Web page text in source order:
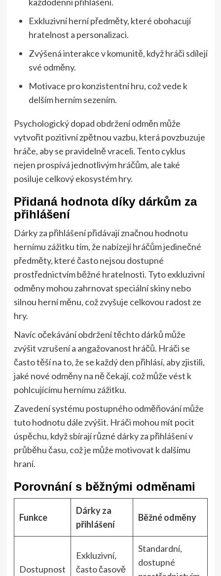
Exkluzivní herní předměty, které obohacují
hratelnost a personalizaci.
Zvýšená interakce v komunitě, když hráči sdílejí
své odměny.
Motivace pro konzistentní hru, což vede k
delším herním sezením.
Psychologický dopad obdržení odměn může
vytvořit pozitivní zpětnou vazbu, která povzbuzuje
hráče, aby se pravidelně vraceli. Tento cyklus
nejen prospívá jednotlivým hráčům, ale také
posiluje celkový ekosystém hry.
Přidaná hodnota díky dárkům za
přihlášení
Dárky za přihlášení přidávají značnou hodnotu
hernímu zážitku tím, že nabízejí hráčům jedinečné
předměty, které často nejsou dostupné
prostřednictvím běžné hratelnosti. Tyto exkluzivní
odměny mohou zahrnovat speciální skiny nebo
silnou herní měnu, což zvyšuje celkovou radost ze
hry.
Navíc očekávání obdržení těchto dárků může
zvýšit vzrušení a angažovanost hráčů. Hráči se
často těší na to, že se každý den přihlásí, aby zjistili,
jaké nové odměny na ně čekají, což může vést k
pohlcujícímu hernímu zážitku.
Zavedení systému postupného odměňování může
tuto hodnotu dále zvýšit. Hráči mohou mít pocit
úspěchu, když sbírají různé dárky za přihlášení v
průběhu času, což je může motivovat k dalšímu
hraní.
Porovnání s běžnými odměnami
Funkce
Dárky za
přihlášení
Běžné odměny
Dostupnost
Exkluzivní,
často časově
Standardní,
dostupné